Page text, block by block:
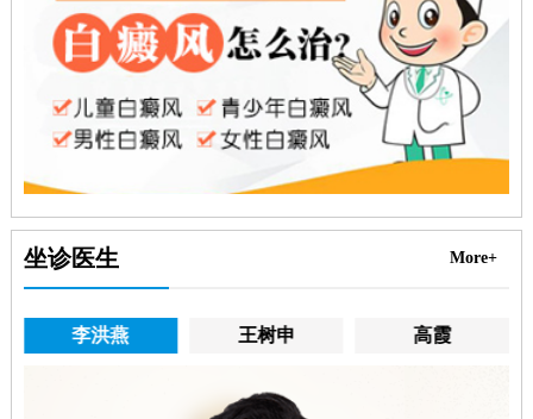
坐诊医生 More+
李洪燕 王树申 高霞